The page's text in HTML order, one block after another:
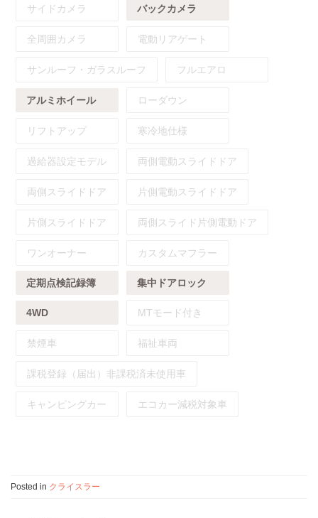
サイドカメラ バックカメラ
全周囲カメラ 電動リアゲート
サンルーフ・ガラスルーフ フルエアロ
アルミホイール ローダウン
リフトアップ 寒冷地仕様
過給器設定モデル 両側電動スライドドア
両側スライドドア 片側電動スライドドア
片側スライドドア 両側スライド片側電動ドア
ワンオーナー カスタムマフラー
定期点検記録簿 集中ドアロック
4WD MTモード付き
禁煙車 福祉車両
課税登録（届出）非課税済未使用車
キャンピングカー エコカー減税対象車
Posted in クライスラー